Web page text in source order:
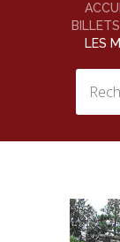
LES